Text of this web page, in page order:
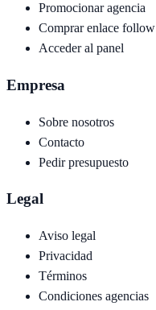
Promocionar agencia
Comprar enlace follow
Acceder al panel
Empresa
Sobre nosotros
Contacto
Pedir presupuesto
Legal
Aviso legal
Privacidad
Términos
Condiciones agencias